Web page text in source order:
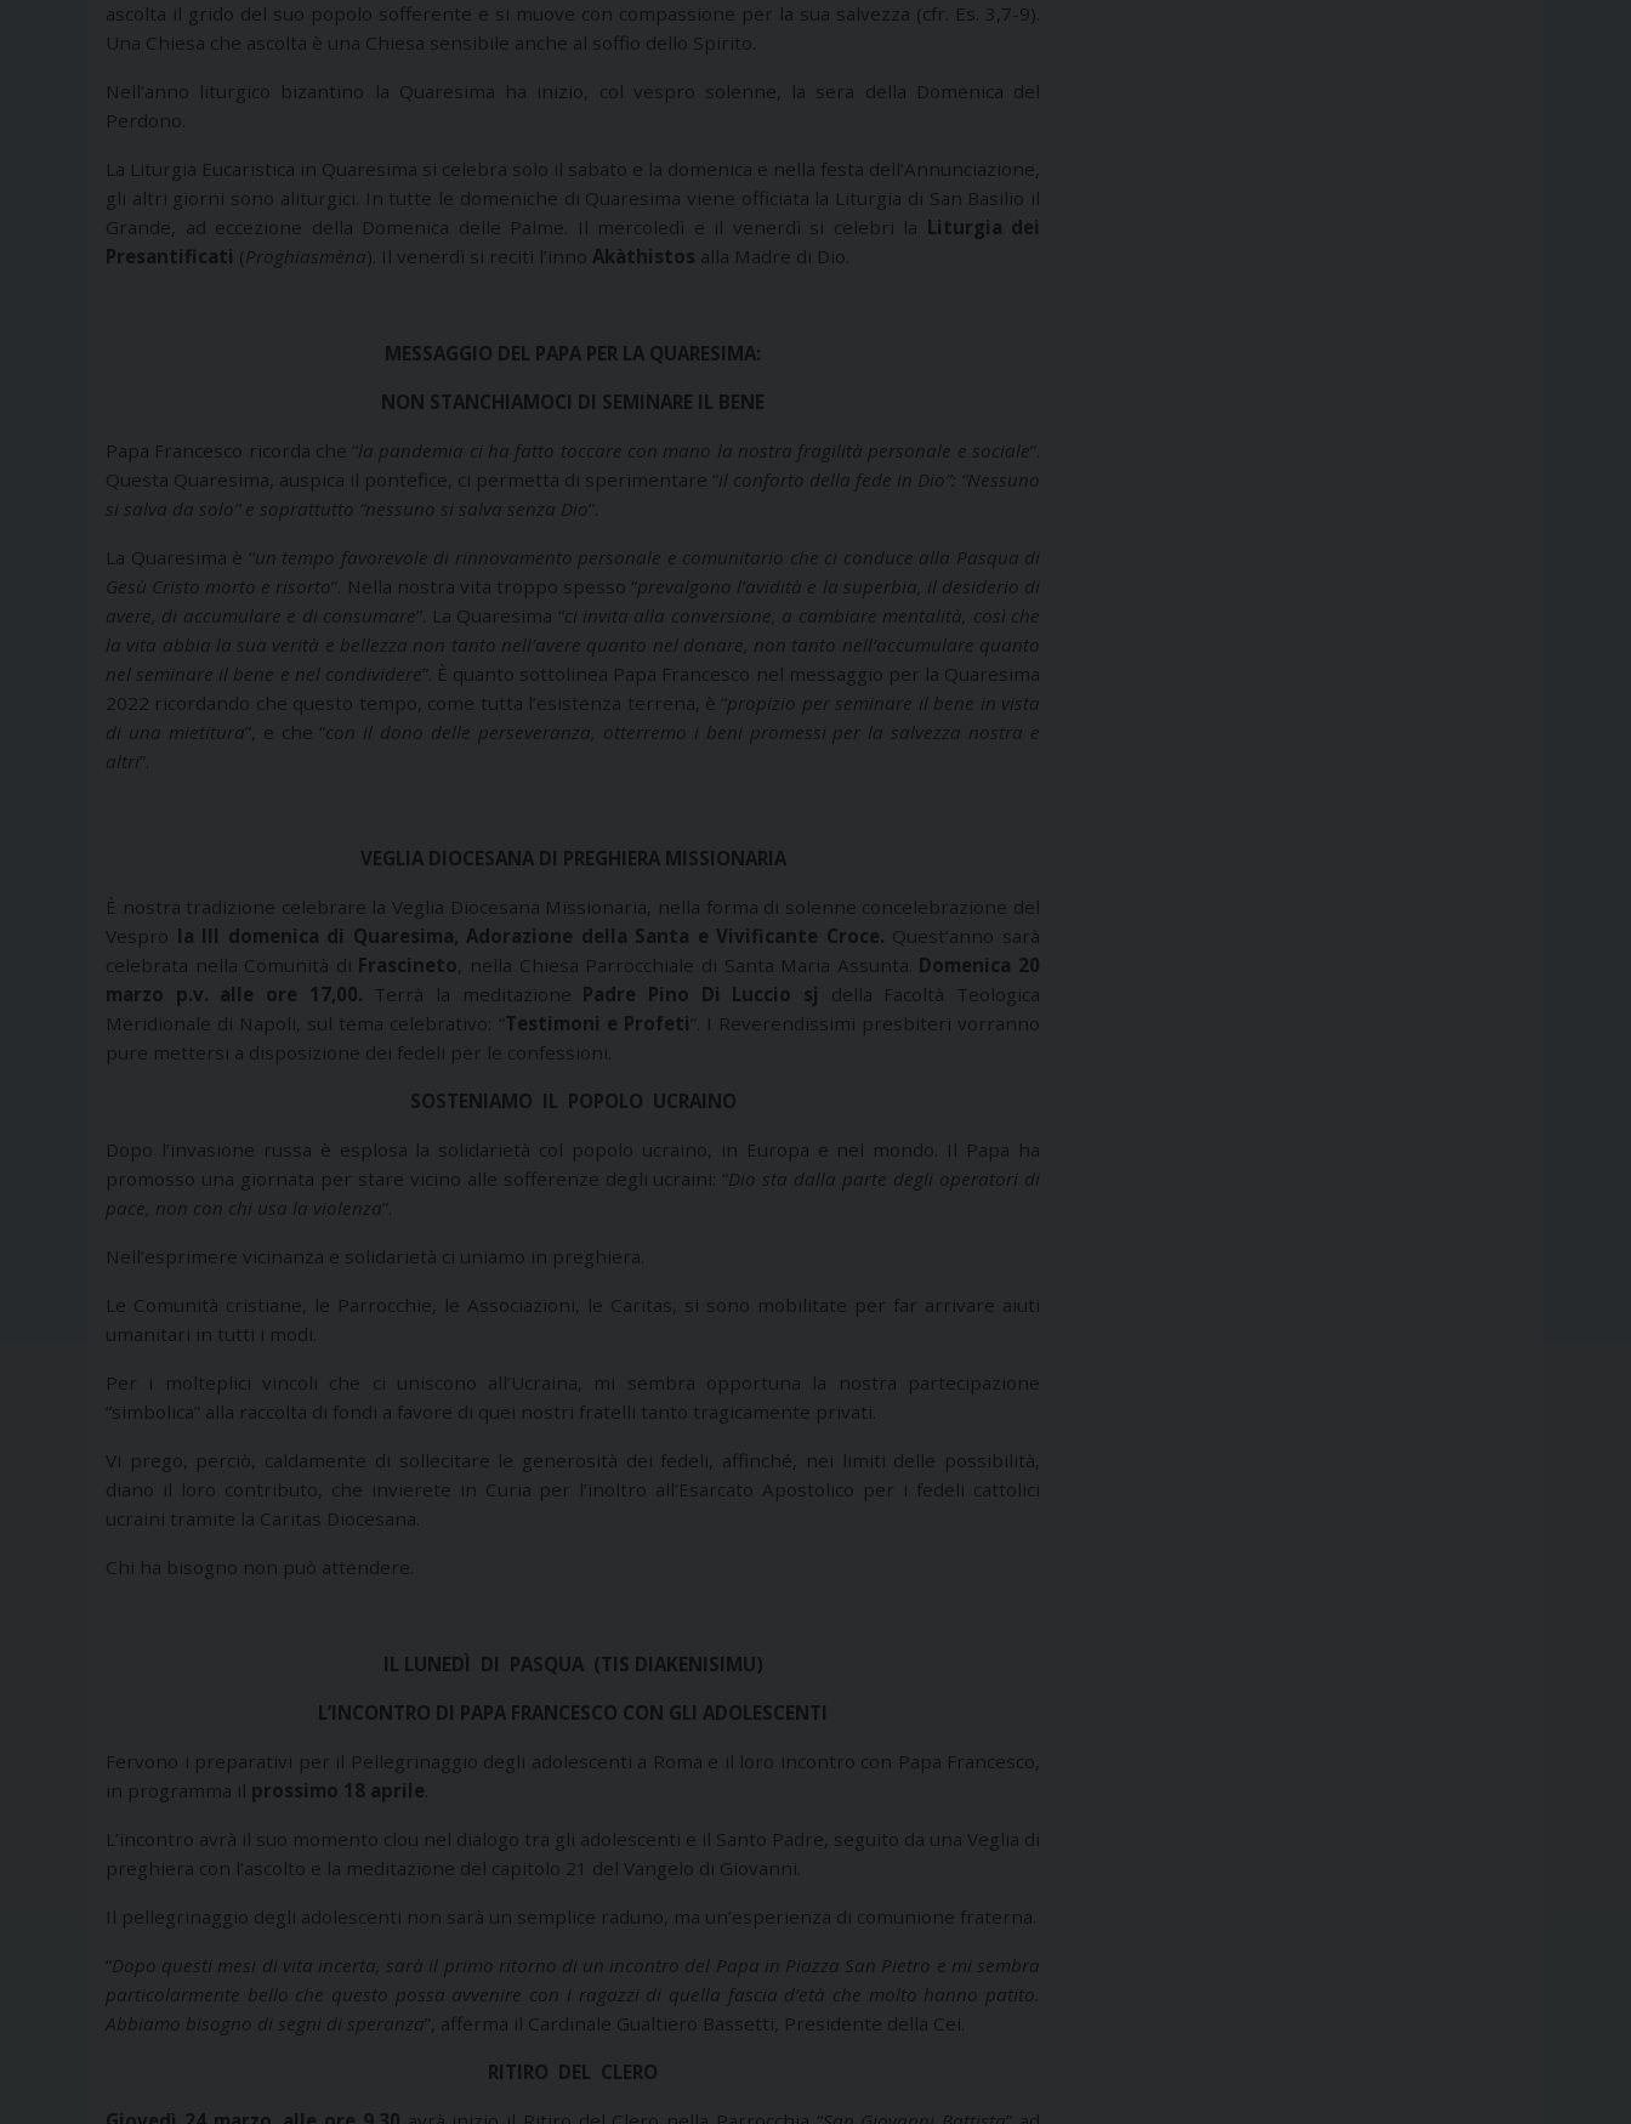
ascolta il grido del suo popolo sofferente e si muove con compassione per la sua salvezza (cfr. Es. 3,7-9).
Una Chiesa che ascolta è una Chiesa sensibile anche al soffio dello Spirito.
Nell’anno liturgico bizantino la Quaresima ha inizio, col vespro solenne, la sera della Domenica del
Perdono.
La Liturgia Eucaristica in Quaresima si celebra solo il sabato e la domenica e nella festa dell’Annunciazione,
gli altri giorni sono aliturgici. In tutte le domeniche di Quaresima viene officiata la Liturgia di San Basilio il
Grande, ad eccezione della Domenica delle Palme. Il mercoledì e il venerdì si celebri la Liturgia dei
Presantificati (Proghiasmèna). Il venerdì si reciti l’inno Akàthistos alla Madre di Dio.
MESSAGGIO DEL PAPA PER LA QUARESIMA:
NON STANCHIAMOCI DI SEMINARE IL BENE
Papa Francesco ricorda che “la pandemia ci ha fatto toccare con mano la nostra fragilità personale e sociale”.
Questa Quaresima, auspica il pontefice, ci permetta di sperimentare “il conforto della fede in Dio”: “Nessuno
si salva da solo” e soprattutto “nessuno si salva senza Dio”.
La Quaresima è “un tempo favorevole di rinnovamento personale e comunitario che ci conduce alla Pasqua di
Gesù Cristo morto e risorto”. Nella nostra vita troppo spesso “prevalgono l’avidità e la superbia, il desiderio di
avere, di accumulare e di consumare”. La Quaresima “ci invita alla conversione, a cambiare mentalità, così che
la vita abbia la sua verità e bellezza non tanto nell’avere quanto nel donare, non tanto nell’accumulare quanto
nel seminare il bene e nel condividere”. È quanto sottolinea Papa Francesco nel messaggio per la Quaresima
2022 ricordando che questo tempo, come tutta l’esistenza terrena, è “propizio per seminare il bene in vista
di una mietitura”, e che “con il dono delle perseveranza, otterremo i beni promessi per la salvezza nostra e
altri”.
VEGLIA DIOCESANA DI PREGHIERA MISSIONARIA
È nostra tradizione celebrare la Veglia Diocesana Missionaria, nella forma di solenne concelebrazione del
Vespro la III domenica di Quaresima,Adorazione della Santa e Vivificante Croce. Quest’anno sarà
celebrata nella Comunità di Frascineto, nella Chiesa Parrocchiale di Santa Maria Assunta. Domenica 20
marzo p.v. alle ore 17,00. Terrà la meditazione Padre Pino Di Luccio sj
della Facoltà Teologica
Meridionale di Napoli, sul tema celebrativo: “Testimoni e Profeti”. I Reverendissimi presbiteri vorranno
pure mettersi a disposizione dei fedeli per le confessioni.
SOSTENIAMO IL POPOLO UCRAINO
Dopo l’invasione russa è esplosa la solidarietà col popolo ucraino, in Europa e nel mondo. Il Papa ha
promosso una giornata per stare vicino alle sofferenze degli ucraini: “Dio sta dalla parte degli operatori di
pace, non con chi usa la violenza”.
Nell’esprimere vicinanza e solidarietà ci uniamo in preghiera.
Le Comunità cristiane, le Parrocchie, le Associazioni, le Caritas, si sono mobilitate per far arrivare aiuti
umanitari in tutti i modi.
Per i molteplici vincoli che ci uniscono all’Ucraina, mi sembra opportuna la nostra partecipazione
“simbolica” alla raccolta di fondi a favore di quei nostri fratelli tanto tragicamente privati.
Vi prego, perciò, caldamente di sollecitare le generosità dei fedeli, affinché, nei limiti delle possibilità,
diano il loro contributo, che invierete in Curia per l’inoltro all’Esarcato Apostolico per i fedeli cattolici
ucraini tramite la Caritas Diocesana.
Chi ha bisogno non può attendere.
IL LUNEDÌ DI PASQUA (TIS DIAKENISIMU)
L’INCONTRO DI PAPA FRANCESCO CON GLI ADOLESCENTI
Fervono i preparativi per il Pellegrinaggio degli adolescenti a Roma e il loro incontro con Papa Francesco,
in programma il prossimo 18 aprile.
L’incontro avrà il suo momento clou nel dialogo tra gli adolescenti e il Santo Padre, seguito da una Veglia di
preghiera con l’ascolto e la meditazione del capitolo 21 del Vangelo di Giovanni.
Il pellegrinaggio degli adolescenti non sarà un semplice raduno, ma un’esperienza di comunione fraterna.
“Dopo questi mesi di vita incerta, sarà il primo ritorno di un incontro del Papa in Piazza San Pietro e mi sembra
particolarmente bello che questo possa avvenire con i ragazzi di quella fascia d’età che molto hanno patito.
Abbiamo bisogno di segni di speranza”, afferma il Cardinale Gualtiero Bassetti, Presidente della Cei.
RITIRO DEL CLERO